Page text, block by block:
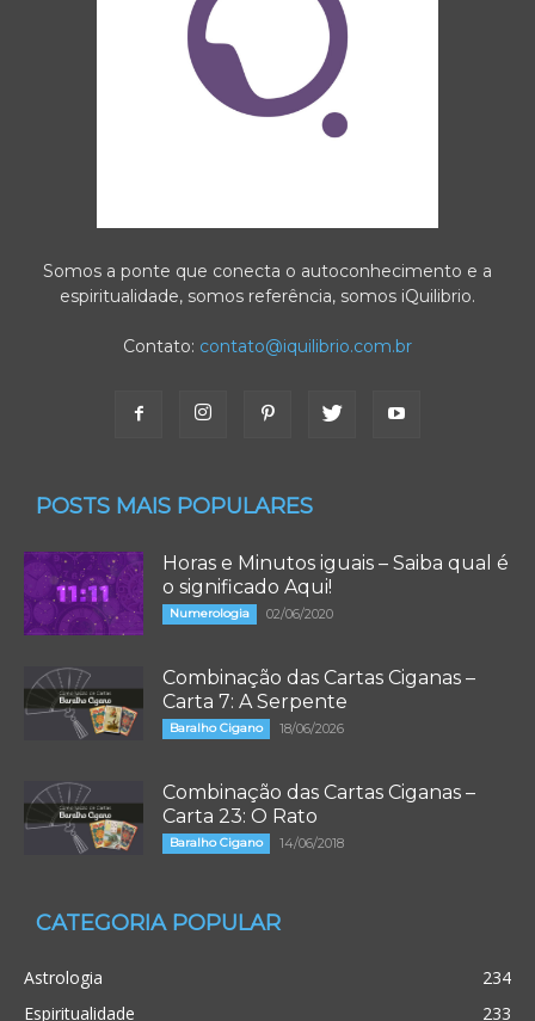
Somos a ponte que conecta o autoconhecimento e a
espiritualidade, somos referência, somos iQuilibrio.
Contato: contato@iquilibrio.com.br
POSTS MAIS POPULARES
Horas e Minutos iguais – Saiba qual é
o significado Aqui!
Numerologia 02/06/2020
Combinação das Cartas Ciganas –
Carta 7: A Serpente
Baralho Cigano 18/06/2026
Combinação das Cartas Ciganas –
Carta 23: O Rato
Baralho Cigano 14/06/2018
CATEGORIA POPULAR
Astrologia
234
Espiritualidade
233